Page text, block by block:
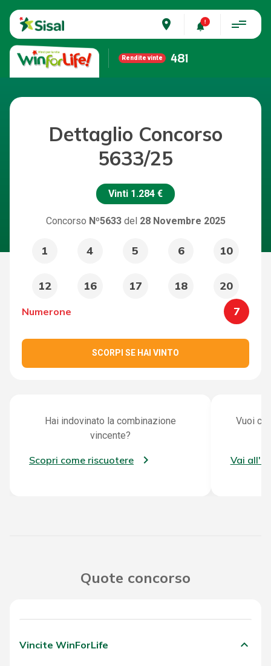
place
Rendite vinte 481
Dettaglio Concorso
5633/25
Vinti 1.284 €
Concorso Nº5633del 28 Novembre 2025
1 4 5 6 10
12 16 17 18 20
Numerone 7
SCORPI SE HAI VINTO
Hai indovinato la combinazione
vincente?
Scopri come riscuotere
Vuoi
Vai
Quote concorso
Vincite WinForLife keyboard_arrow_down